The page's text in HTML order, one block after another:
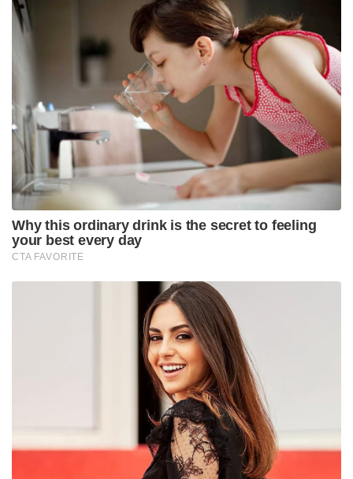
ജപ്പാന്റെ എഫ്-2 പോർവിമാനങ്ങൾ ആദ്യമായി
ഇന്ത്യയിലേക്ക് ; ഇന്തോ-പസഫിക്കിൽ പ്രതിരോധ
സഹകരണം ശക്തമാക്കാൻ തീരുമാനം
തീവ്രവാദ പ്രചാരണത്തിനെതിരെ ശക്തമായ
നടപടികളുമായി ഫഡ്നാവിസ് ; തീവ്രനിലപാടുള്ള 114
പ്രസിദ്ധീകരണങ്ങൾ നിരോധിച്ച് മഹാരാഷ്ട്ര സർക്കാർ
കൂടാതെ, മാർച്ച് അല്ലെങ്കിൽ ഏപ്രിൽ മാസങ്ങളിൽ
ചൈത്ര നവരാത്രി വ്രതവും താൻ പിന്തുടരുന്നു. ആ
ഒമ്പത് ദിവസത്തേക്ക് ഒരുതരം പഴം മാത്രം കഴിക്കുന്നു.
ഞാൻ പപ്പായ തിരഞ്ഞെടുക്കുകയാണെങ്കിൽ, ഒമ്പത്
ദിവസവും പപ്പായ മാത്രം കഴിക്കും. മറ്റൊന്നും തൊടില്ല,”
അദ്ദേഹം വിശദീകരിച്ചു.അഞ്ച് പതിറ്റാണ്ടിലേറെയായി
തന്റെ ജീവിതത്തിൽ ആഴത്തിൽ വേരൂന്നിയ ഒരു
പാരമ്പര്യമാണ് ഉപവാസമെന്നും മോദി ചൂണ്ടിക്കാട്ടി.
ഉപവാസത്തിന്റെ ഗുണങ്ങളെക്കുറിച്ചും മോദി
സംസാരിച്ചു. ഉപവസിക്കുന്നവർക്ക് , ഗന്ധം,
സ്പർശനം, രുചി തുടങ്ങിയ നിങ്ങളുടെ ഇന്ദ്രിയങ്ങൾ
വളരെ സെൻസിറ്റീവ് ആകുന്നത് മനസ്സിലാവും.
‘എനിക്ക്, ഉപവാസം ഒരുതരം സ്വയം അച്ചടക്കമാണ്.
അത് ഒരു സമർപ്പണ പ്രവൃത്തിയാണ്. അത് എന്നെ
മന്ദഗതിയിലാക്കുന്നില്ല, അത് എന്നെ കൂടുതൽ
മൂർച്ചയുള്ളവനാക്കുന്നു. എന്ന് മോദി പറഞ്ഞു.